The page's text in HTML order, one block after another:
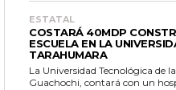
ESTATAL
COSTARÁ 40MDP
ESCUELA EN LA
TARAHUMARA
La Universidad Tecnológica de
Guachochi, contará con un